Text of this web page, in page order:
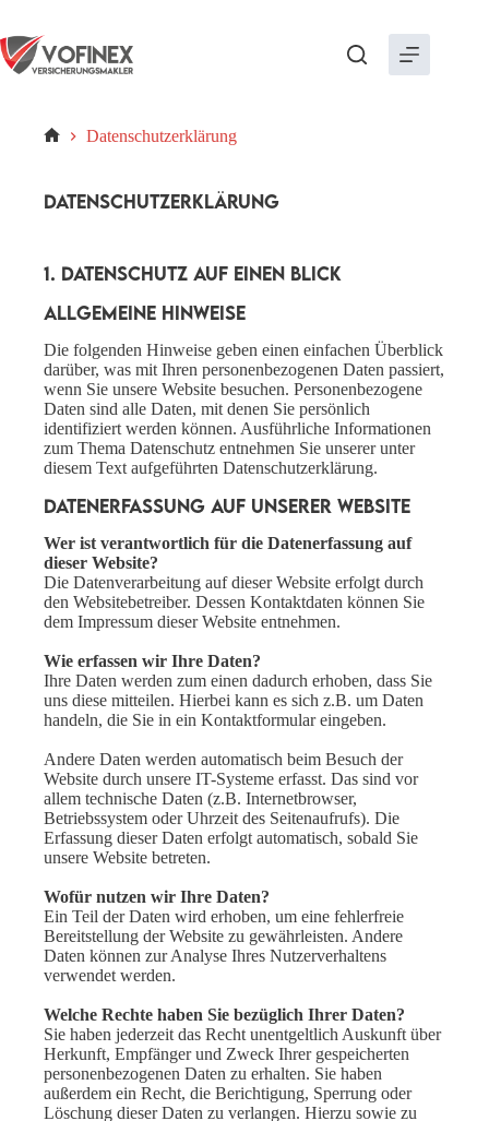
springen
Datenschutzerklärung
Datenschutzerklärung
1. Datenschutz auf einen Blick
Allgemeine Hinweise
Die folgenden Hinweise geben einen einfachen Überblick
darüber, was mit Ihren personenbezogenen Daten passiert,
wenn Sie unsere Website besuchen. Personenbezogene
Daten sind alle Daten, mit denen Sie persönlich
identifiziert werden können. Ausführliche Informationen
zum Thema Datenschutz entnehmen Sie unserer unter
diesem Text aufgeführten Datenschutzerklärung.
Datenerfassung auf unserer Website
Wer ist verantwortlich für die Datenerfassung auf
dieser Website?
Die Datenverarbeitung auf dieser Website erfolgt durch
den Websitebetreiber. Dessen Kontaktdaten können Sie
dem Impressum dieser Website entnehmen.
Wie erfassen wir Ihre Daten?
Ihre Daten werden zum einen dadurch erhoben, dass Sie
uns diese mitteilen. Hierbei kann es sich z.B. um Daten
handeln, die Sie in ein Kontaktformular eingeben.
Andere Daten werden automatisch beim Besuch der
Website durch unsere IT-Systeme erfasst. Das sind vor
allem technische Daten (z.B. Internetbrowser,
Betriebssystem oder Uhrzeit des Seitenaufrufs). Die
Erfassung dieser Daten erfolgt automatisch, sobald Sie
unsere Website betreten.
Wofür nutzen wir Ihre Daten?
Ein Teil der Daten wird erhoben, um eine fehlerfreie
Bereitstellung der Website zu gewährleisten. Andere
Daten können zur Analyse Ihres Nutzerverhaltens
verwendet werden.
Welche Rechte haben Sie bezüglich Ihrer Daten?
Sie haben jederzeit das Recht unentgeltlich Auskunft über
Herkunft, Empfänger und Zweck Ihrer gespeicherten
personenbezogenen Daten zu erhalten. Sie haben
außerdem ein Recht, die Berichtigung, Sperrung oder
Löschung dieser Daten zu verlangen. Hierzu sowie zu